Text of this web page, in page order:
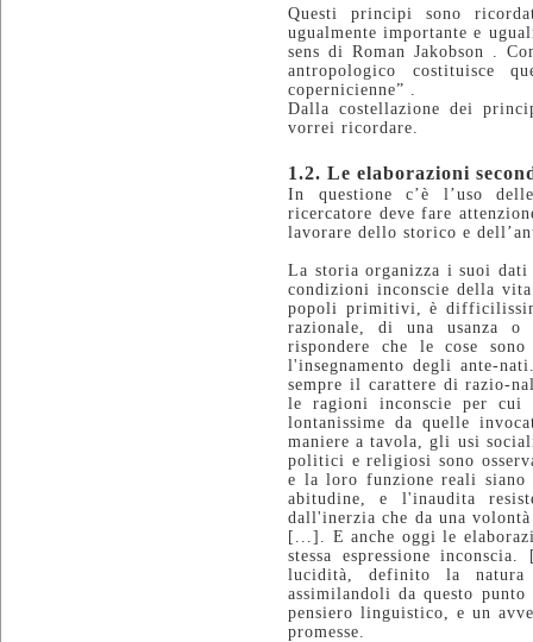
Questi principi sono
ugualmente importante e
sens di Roman Jakobson .
antropologico costituisce
copernicienne” .
Dalla costellazione dei
vorrei ricordare.
1.2. Le elaborazioni
In questione c’è l’uso
ricercatore deve fare
lavorare dello storico e
La storia organizza i suoi dati
condizioni inconscie della
popoli primitivi, è
razionale, di una usanza
rispondere che le cose
l'insegnamento degli ante-
sempre il carattere di razio-
le ragioni inconscie per cui
lontanissime da quelle
maniere a tavola, gli usi
politici e religiosi sono
e la loro funzione reali siano
abitudine, e l'inaudita
dall'inerzia che da una
[...]. E anche oggi le
stessa espressione
lucidità, definito la
assimilandoli da questo
pensiero linguistico, e un
promesse.